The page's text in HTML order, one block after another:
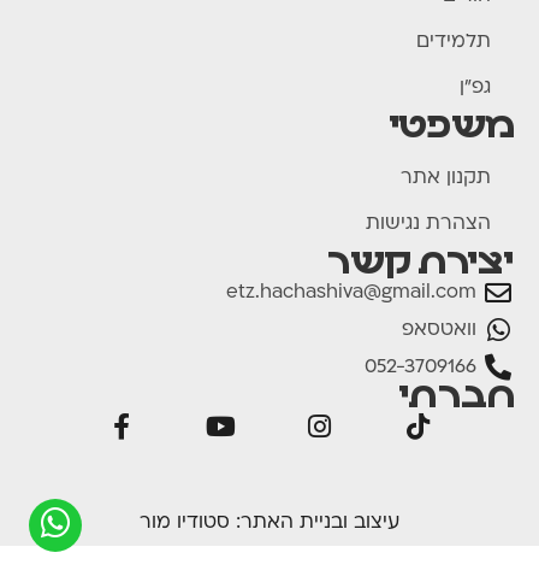
תלמידים
גפ"ן
משפטי
תקנון אתר
הצהרת נגישות
יצירת קשר
etz.hachashiva@gmail.com
וואטסאפ
052-3709166
חברתי
עיצוב ובניית האתר: סטודיו מור